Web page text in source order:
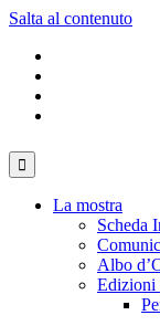
Salta al contenuto
La mostra
Scheda
Albo
Edizioni